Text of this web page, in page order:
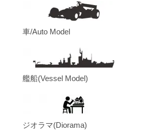
車/Auto Model
艦船(Vessel Model)
ジオラマ(Diorama)